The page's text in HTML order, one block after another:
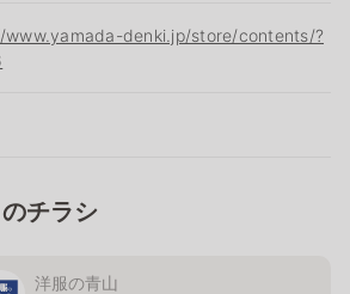
www.yamada-denki.jp/store/contents/?
チラシ
洋服の青山